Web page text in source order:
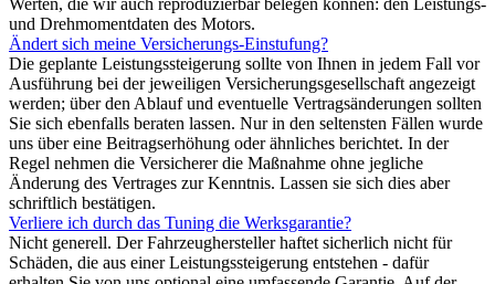
und Drehmomentdaten des Motors.
Ändert sich meine Versicherungs-Einstufung?
Die geplante Leistungssteigerung sollte von Ihnen in jedem Fall vor
Ausführung bei der jeweiligen Versicherungsgesellschaft angezeigt
werden; über den Ablauf und eventuelle Vertragsänderungen sollten
Sie sich ebenfalls beraten lassen. Nur in den seltensten Fällen wurde
uns über eine Beitragserhöhung oder ähnliches berichtet. In der
Regel nehmen die Versicherer die Maßnahme ohne jegliche
Änderung des Vertrages zur Kenntnis. Lassen sie sich dies aber
schriftlich bestätigen.
Verliere ich durch das Tuning die Werksgarantie?
Nicht generell. Der Fahrzeughersteller haftet sicherlich nicht für
Schäden, die aus einer Leistungssteigerung entstehen - dafür